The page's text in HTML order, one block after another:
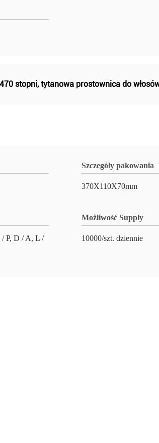
stopni,tytanowa prostownica do
Szczegóły pakowania
370X110X70mm
P, D / A, L /
Możliwość Supply
10000/szt. dziennie